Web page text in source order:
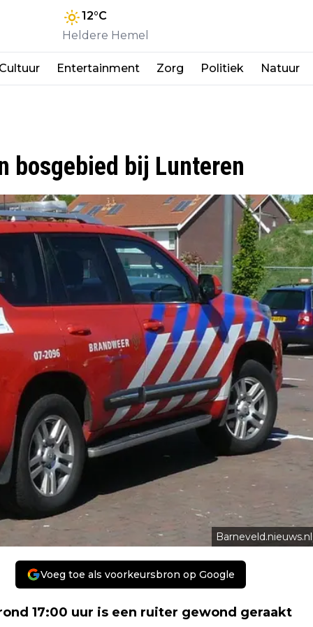
12°C
Heldere Hemel
Entertainment Zorg Politiek Natuur
bosgebied bij Lunteren
Barneveld.nieuws.nl
Voeg toe als voorkeursbron op Google
17:00 uur is een ruiter gewond geraakt